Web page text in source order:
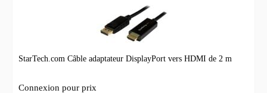
StarTech.com Câble adaptateur DisplayPort vers HDMI de 2 m
Connexion pour prix